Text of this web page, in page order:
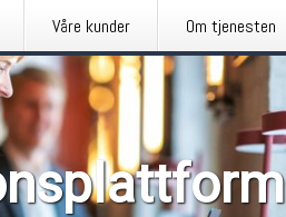
Våre kunder Om tjenesten